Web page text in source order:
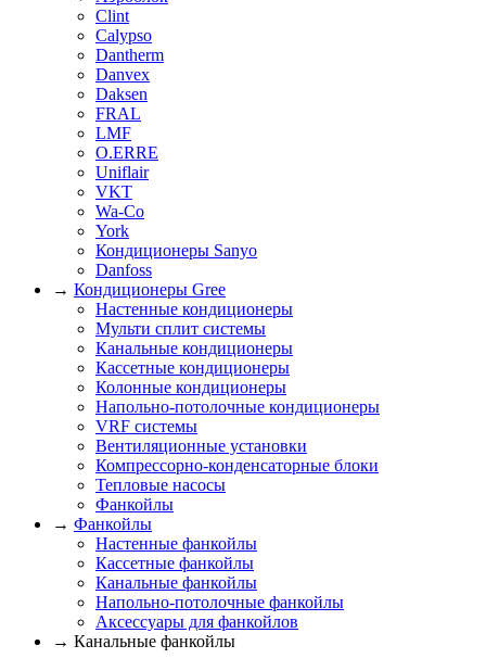
Clint
Calypso
Dantherm
Danvex
Daksen
FRAL
LMF
O.ERRE
Uniflair
VKT
Wa-Co
York
Кондиционеры Sanyo
Danfoss
→ Кондиционеры Gree
Настенные кондиционеры
Мульти сплит системы
Канальные кондиционеры
Кассетные кондиционеры
Колонные кондиционеры
Напольно-потолочные кондиционеры
VRF системы
Вентиляционные установки
Компрессорно-конденсаторные блоки
Тепловые насосы
Фанкойлы
→ Фанкойлы
Настенные фанкойлы
Кассетные фанкойлы
Канальные фанкойлы
Напольно-потолочные фанкойлы
Аксессуары для фанкойлов
→ Канальные фанкойлы